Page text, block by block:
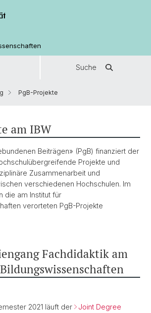
Suche
PgB-Projekte
am IBW
Beiträgen» (PgB) finanziert der
Projekte und
Zusammenarbeit und
verschiedenen Hochschulen. Im
die am Institut für
verorteten PgB-Projekte
Fachdidaktik am
2021 läuft der
Joint Degree